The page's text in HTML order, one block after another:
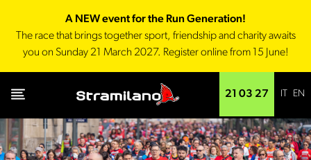
A NEW event for the Run Generation!
The race that brings together sport, friendship and charity awaits
you on Sunday 21 March 2027. Register online from 15 June!
21 03 27 EN